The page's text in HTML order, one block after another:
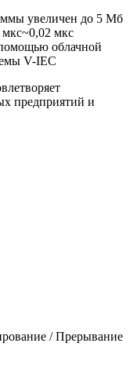
увеличен до 5 Мб
мкс
облачной
V-IEC
предприятий и
/ Прерывание